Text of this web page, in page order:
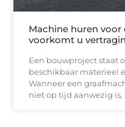
Machine huren
voorkomt u
Een bouwproject staat
beschikbaar materieel
Wanneer een
niet op tijd aanwezig